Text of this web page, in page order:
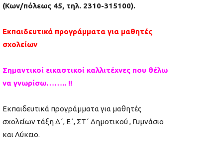
(Κων/πόλεως 45, τηλ. 2310-315100).
Εκπαιδευτικά προγράμματα για μαθητές
σχολείων
Σημαντικοί εικαστικοί καλλιτέχνες που θέλω
να γνωρίσω…….. !!
Εκπαιδευτικά προγράμματα για μαθητές
σχολείων τάξη Δ΄, Ε΄, ΣΤ΄ Δημοτικού , Γυμνάσιο
και Λύκειο.